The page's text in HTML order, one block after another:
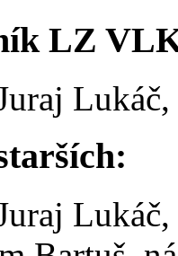
LZ
Lukáč,